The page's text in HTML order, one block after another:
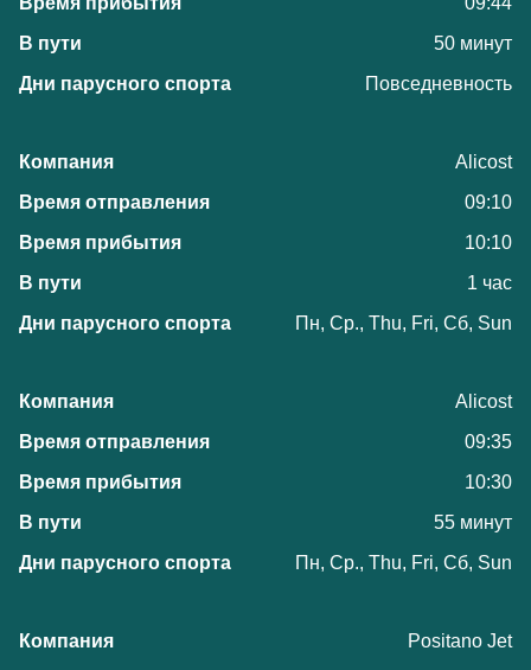
50 минут
Повседневность
Alicost
09:10
10:10
1 час
Пн, Ср., Thu, Fri, Сб, Sun
Alicost
09:35
10:30
55 минут
Пн, Ср., Thu, Fri, Сб, Sun
Positano Jet